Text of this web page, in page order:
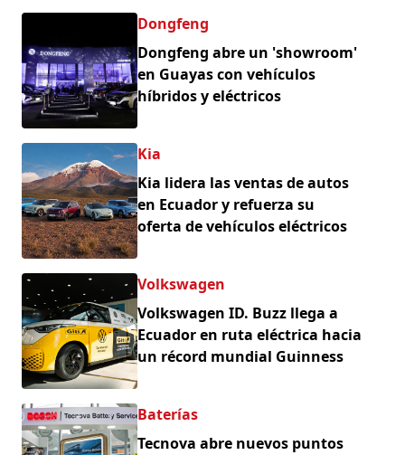
Dongfeng
Dongfeng abre un 'showroom'
en Guayas con vehículos
híbridos y eléctricos
Kia
Kia lidera las ventas de autos
en Ecuador y refuerza su
oferta de vehículos eléctricos
Volkswagen
Volkswagen ID. Buzz llega a
Ecuador en ruta eléctrica hacia
un récord mundial Guinness
Baterías
Tecnova abre nuevos puntos